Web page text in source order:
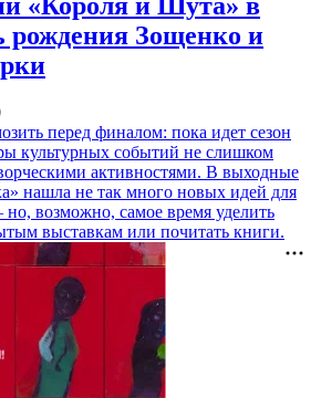
«Короля и Шута» в
рождения Зощенко и
перед финалом: пока идет сезон
культурных событий не слишком
активностями. В выходные
нашла не так много новых идей для
но, возможно, самое время уделить
выставкам или почитать книги.